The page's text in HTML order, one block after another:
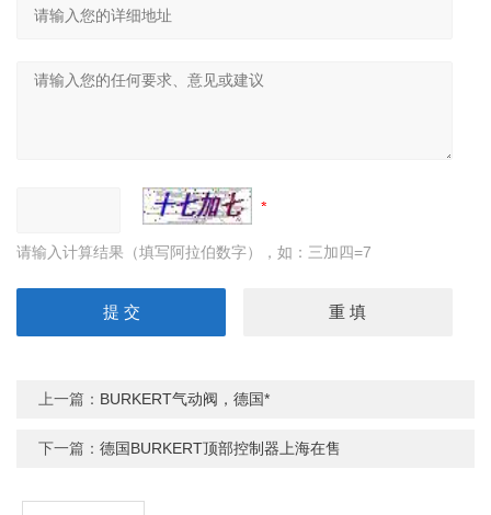
请输入计算结果（填写阿拉伯数字），如：三加四=7
上一篇： BURKERT气动阀，德国*
下一篇：德国BURKERT顶部控制器上海在售